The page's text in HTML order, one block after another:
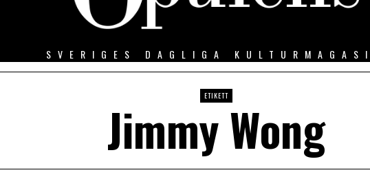
SVERIGES DAGLIGA
ETIKETT
Jimmy Wong